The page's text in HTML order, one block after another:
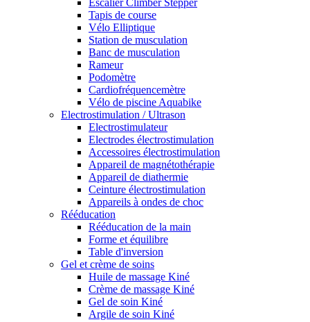
Escalier Climber Stepper
Tapis de course
Vélo Elliptique
Station de musculation
Banc de musculation
Rameur
Podomètre
Cardiofréquencemètre
Vélo de piscine Aquabike
Electrostimulation / Ultrason
Electrostimulateur
Electrodes électrostimulation
Accessoires électrostimulation
Appareil de magnétothérapie
Appareil de diathermie
Ceinture électrostimulation
Appareils à ondes de choc
Rééducation
Rééducation de la main
Forme et équilibre
Table d'inversion
Gel et crème de soins
Huile de massage Kiné
Crème de massage Kiné
Gel de soin Kiné
Argile de soin Kiné